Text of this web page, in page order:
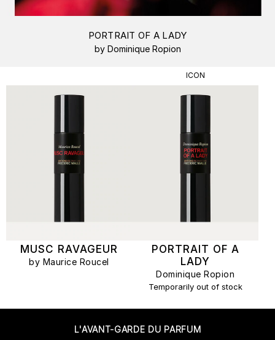
PORTRAIT OF A LADY
by Dominique Ropion
MUSC RAVAGEUR
by Maurice Roucel
ICON
PORTRAIT OF A
LADY
Dominique Ropion
Temporarily out of stock
L'AVANT-GARDE DU PARFUM